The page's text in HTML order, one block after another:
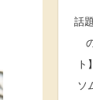
話
ト
ソ